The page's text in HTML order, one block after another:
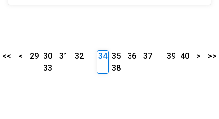
<< < 29 30 31
32
33
34 35 36
37
38
39 40 > >>